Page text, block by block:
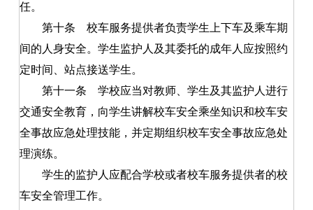
任。
第十条 校车服务提供者负责学生上下车及乘车期
间的人身安全。学生监护人及其委托的成年人应按照约
定时间、站点接送学生。
第十一条 学校应当对教师、学生及其监护人进行
交通安全教育，向学生讲解校车安全乘坐知识和校车安
全事故应急处理技能，并定期组织校车安全事故应急处
理演练。
学生的监护人应配合学校或者校车服务提供者的校
车安全管理工作。